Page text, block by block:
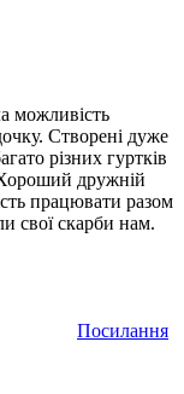
можливість
Створені дуже
різних гуртків
Хороший дружній
працювати разом
свої скарби нам.
Посилання